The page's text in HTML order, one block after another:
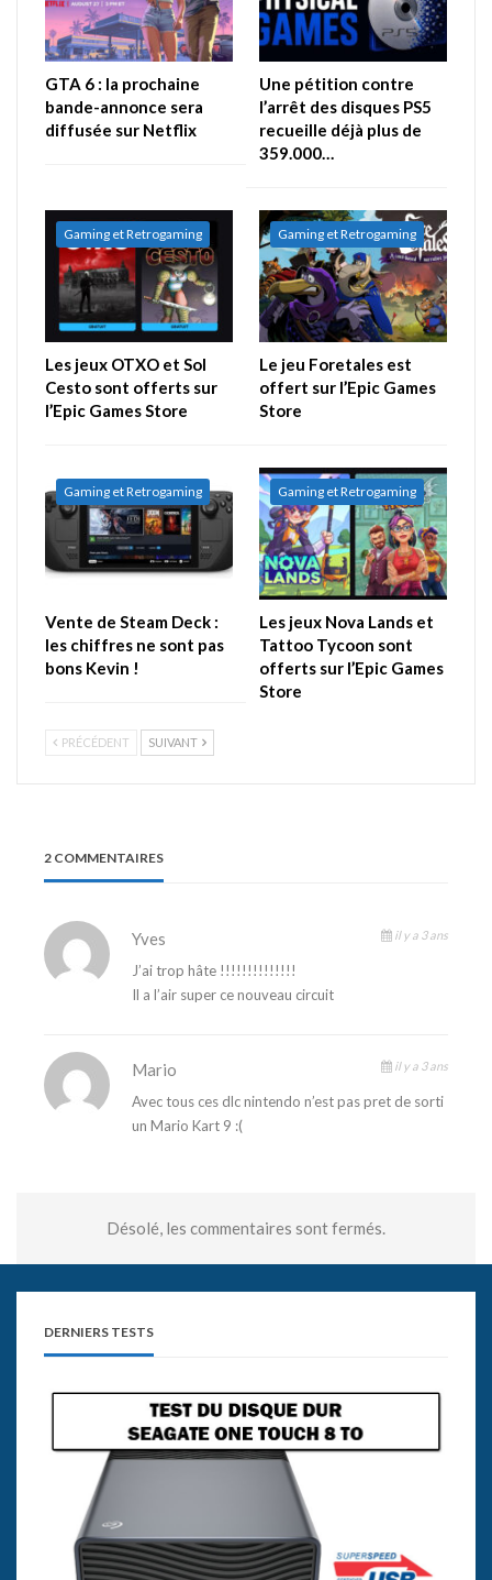
GTA 6 : la prochaine
bande-annonce sera
diffusée sur Netflix
Une pétition contre
l’arrêt des disques PS5
recueille déjà plus de
359.000…
Gaming et Retrogaming
Les jeux OTXO et Sol
Cesto sont offerts sur
l’Epic Games Store
Gaming et Retrogaming
Le jeu Foretales est
offert sur l’Epic Games
Store
Gaming et Retrogaming
Vente de Steam Deck :
les chiffres ne sont pas
bons Kevin !
Gaming et Retrogaming
Les jeux Nova Lands et
Tattoo Tycoon sont
offerts sur l’Epic Games
Store
PRÉCÉDENT SUIVANT
2 COMMENTAIRES
Yves il y a 3 ans
J’ai trop hâte !!!!!!!!!!!!!!
Il a l’air super ce nouveau circuit
Mario il y a 3 ans
Avec tous ces dlc nintendo n’est pas pret de sorti
un Mario Kart 9 :(
Désolé, les commentaires sont fermés.
DERNIERS TESTS